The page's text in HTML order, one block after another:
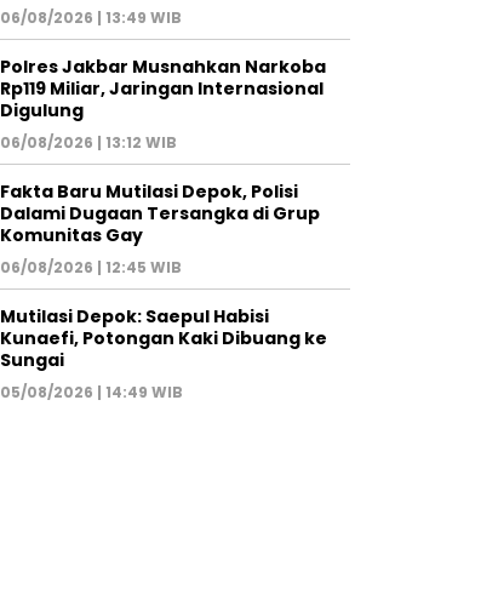
06/08/2026 | 13:49 WIB
Polres Jakbar Musnahkan Narkoba
Rp119 Miliar, Jaringan Internasional
Digulung
06/08/2026 | 13:12 WIB
Fakta Baru Mutilasi Depok, Polisi
Dalami Dugaan Tersangka di Grup
Komunitas Gay
06/08/2026 | 12:45 WIB
Mutilasi Depok: Saepul Habisi
Kunaefi, Potongan Kaki Dibuang ke
Sungai
05/08/2026 | 14:49 WIB